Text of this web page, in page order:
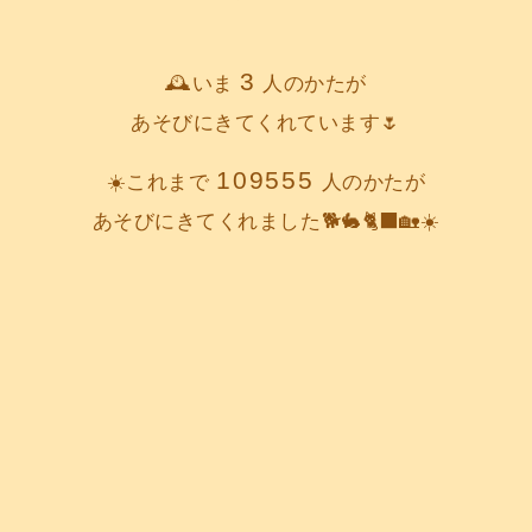
🕰️いま 3
人のかたが
あそびにきてくれています🌷
☀️これまで 109555
人のかたが
あそびにきてくれました🐕️🐇🐈‍⬛🏡☀️